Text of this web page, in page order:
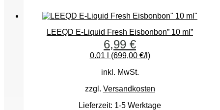
LEEQD E-Liquid Fresh Eisbonbon” 10 ml”
6,99 €
0.01 l (699,00 €/l)
inkl. MwSt.
zzgl. Versandkosten
Lieferzeit: 1-5 Werktage